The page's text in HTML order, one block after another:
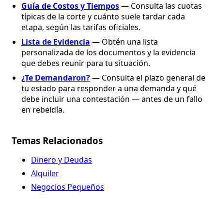
Guía de Costos y Tiempos— Consulta las cuotas
típicas de la corte y cuánto suele tardar cada
etapa, según las tarifas oficiales.
Lista de Evidencia — Obtén una lista
personalizada de los documentos y la evidencia
que debes reunir para tu situación.
¿Te Demandaron?— Consulta el plazo general de
tu estado para responder a una demanda y qué
debe incluir una contestación — antes de un fallo
en rebeldía.
Temas Relacionados
Dinero y Deudas
Alquiler
Negocios Pequeños